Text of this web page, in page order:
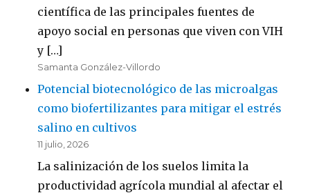
científica de las principales fuentes de
apoyo social en personas que viven con VIH
y […]
Samanta González-Villordo
Potencial biotecnológico de las microalgas
como biofertilizantes para mitigar el estrés
salino en cultivos
11 julio, 2026
La salinización de los suelos limita la
productividad agrícola mundial al afectar el